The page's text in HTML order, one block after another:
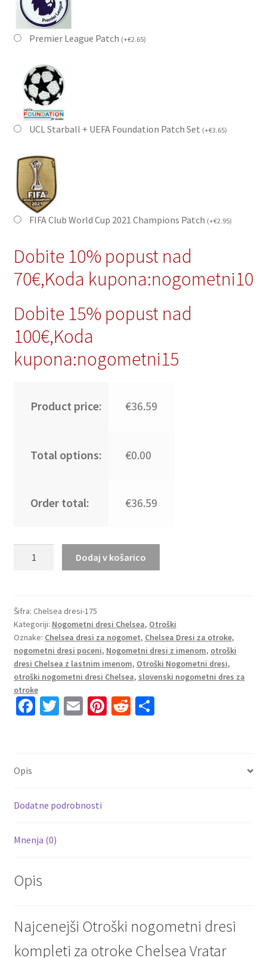
Premier League Patch (+€2.65)
UCL Starball + UEFA Foundation Patch Set (+€3.65)
FIFA Club World Cup 2021 Champions Patch (+€2.95)
Dobite 10% popust nad
70€,Koda kupona:nogometni10
Dobite 15% popust nad
100€,Koda
kupona:nogometni15
Product price: €36.59
Total options: €0.00
Order total: €36.59
Chelsea
Vratar
2025-
26
rumeni
količina
Dodaj v košarico
Šifra: Chelsea dresi-175
Kategoriji: Nogometni dresi Chelsea, Otroški
Oznake: Chelsea dresi za nogomet, Chelsea Dresi za otroke,
nogometni dresi poceni, Nogometni dresi z imenom, otroški
dresi Chelsea z lastnim imenom, Otroški Nogometni dresi,
otroški nogometni dresi Chelsea, slovenski nogometni dres za
otroke
Fa
k
T E Pi R S
Opis
Dodatne podrobnosti
Mnenja (0)
Opis
Najcenejši Otroški nogometni dresi
kompleti za otroke Chelsea Vratar